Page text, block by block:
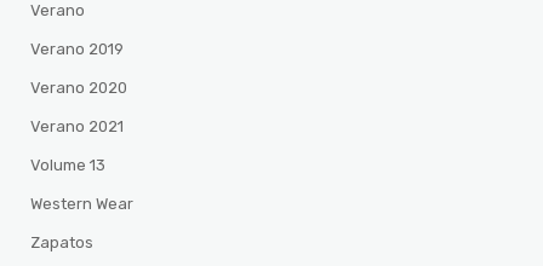
Verano
Verano 2019
Verano 2020
Verano 2021
Volume 13
Western Wear
Zapatos